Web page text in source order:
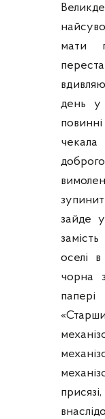
мати
день у
зайде
оселі в
чорна